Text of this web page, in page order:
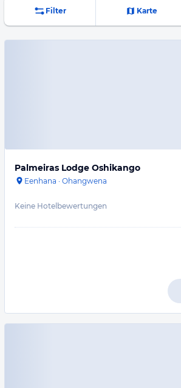
Filter Karte
Palmeiras Lodge Oshikango
Eenhana · Ohangwena
Keine Hotelbewertungen